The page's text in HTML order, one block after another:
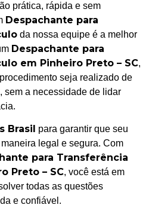
prática, rápida e sem
Despachante para
da nossa equipe é a melhor
Despachante para
em Pinheiro Preto – SC,
seja realizado de
sem a necessidade de lidar
Brasil
para garantir que seu
legal e segura. Com
para Transferência
Preto – SC, você está em
todas as questões
e confiável.